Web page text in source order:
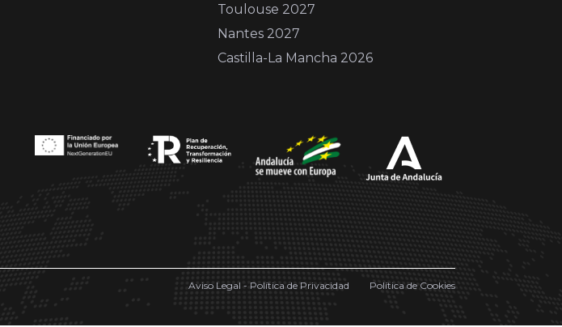
Toulouse 2027
Nantes 2027
Castilla-La Mancha 2026
Aviso Legal - Política de Privacidad Política de Cookies